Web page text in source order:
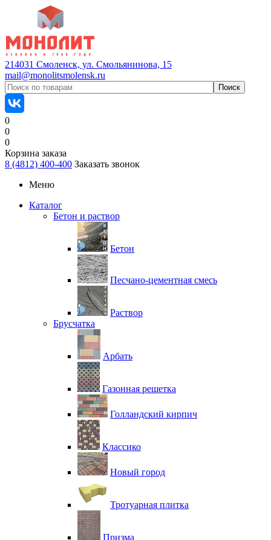
214031 Смоленск, ул. Смольянинова, 15
mail@monolitsmolensk.ru
0
0
0
Корзина заказа
8 (4812) 400-400 Заказать звонок
Меню
Каталог
Бетон и раствор
Бетон
Песчано-цементная смесь
Раствор
Брусчатка
Арбать
Газонная решетка
Голландский кирпич
Классико
Новый город
Тротуарная плитка
Призма